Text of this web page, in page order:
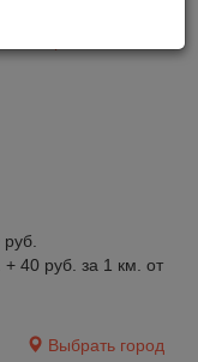
40 руб. за 1 км. от
Выбрать город